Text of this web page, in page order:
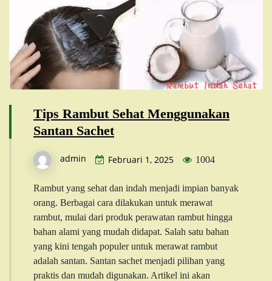
Tips Rambut Sehat Menggunakan
Santan Sachet
admin Februari 1, 2025 1004
Rambut yang sehat dan indah menjadi impian banyak
orang. Berbagai cara dilakukan untuk merawat
rambut, mulai dari produk perawatan rambut hingga
bahan alami yang mudah didapat. Salah satu bahan
yang kini tengah populer untuk merawat rambut
adalah santan. Santan sachet menjadi pilihan yang
praktis dan mudah digunakan. Artikel ini akan